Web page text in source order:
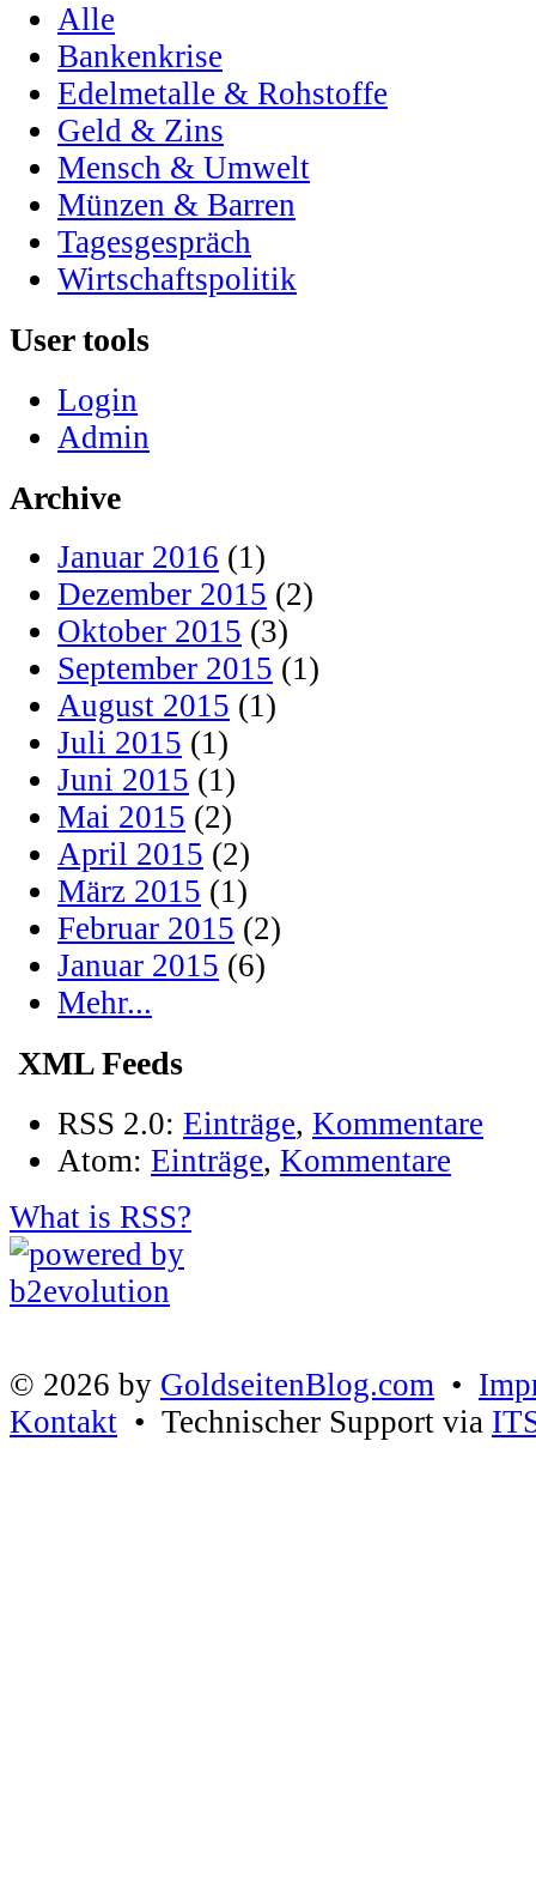
Alle
Bankenkrise
Edelmetalle & Rohstoffe
Geld & Zins
Mensch & Umwelt
Münzen & Barren
Tagesgespräch
Wirtschaftspolitik
User tools
Login
Admin
Archive
Januar 2016 (1)
Dezember 2015 (2)
Oktober 2015 (3)
September 2015 (1)
August 2015 (1)
Juli 2015 (1)
Juni 2015 (1)
Mai 2015 (2)
April 2015 (2)
März 2015 (1)
Februar 2015 (2)
Januar 2015 (6)
Mehr...
XML Feeds
RSS 2.0: Einträge, Kommentare
Atom: Einträge, Kommentare
What is RSS?
© 2026 by GoldseitenBlog.com •
Kontakt • Technischer Support via